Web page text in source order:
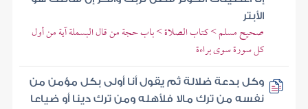
الأبتر
صحيح مسلم > كتاب الصلاة > باب حجة من قال البسملة آية من أول
كل سورة سوى براءة
وكل بدعة ضلالة ثم يقول أنا أولى بكل مؤمن من
نفسه من ترك مالا فلأهله ومن ترك دينا أو ضياعا